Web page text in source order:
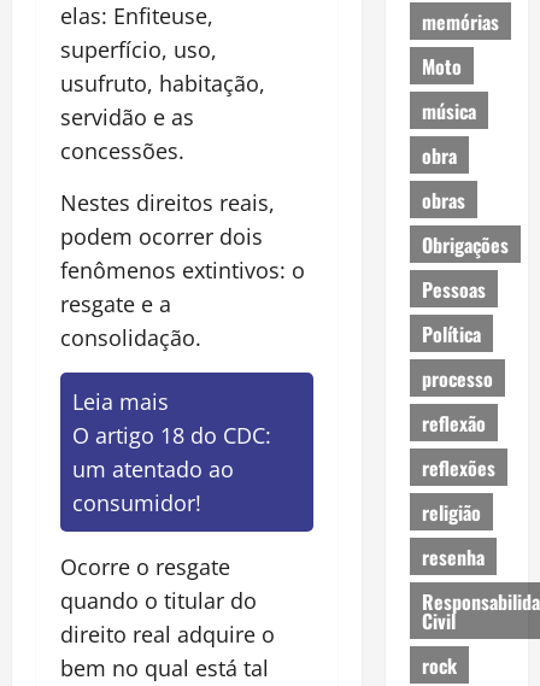
elas: Enfiteuse,
superfício, uso,
usufruto, habitação,
servidão e as
concessões.
Nestes direitos reais,
podem ocorrer dois
fenômenos extintivos: o
resgate e a
consolidação.
Leia mais
O artigo 18 do CDC:
um atentado ao
consumidor!
Ocorre o resgate
quando o titular do
direito real adquire o
bem no qual está tal
memórias
Moto
música
obra
obras
Obrigações
Pessoas
Política
processo
reflexão
reflexões
religião
resenha
Civil
rock